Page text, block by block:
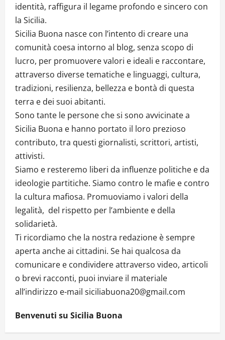
identità, raffigura il legame profondo e sincero con
la Sicilia.
Sicilia Buona nasce con l’intento di creare una
comunità coesa intorno al blog, senza scopo di
lucro, per promuovere valori e ideali e raccontare,
attraverso diverse tematiche e linguaggi, cultura,
tradizioni, resilienza, bellezza e bontà di questa
terra e dei suoi abitanti.
Sono tante le persone che si sono avvicinate a
Sicilia Buona e hanno portato il loro prezioso
contributo, tra questi giornalisti, scrittori, artisti,
attivisti.
Siamo e resteremo liberi da influenze politiche e da
ideologie partitiche. Siamo contro le mafie e contro
la cultura mafiosa. Promuoviamo i valori della
legalità, del rispetto per l’ambiente e della
solidarietà.
Ti ricordiamo che la nostra redazione è sempre
aperta anche ai cittadini. Se hai qualcosa da
comunicare e condividere attraverso video, articoli
o brevi racconti, puoi inviare il materiale
all’indirizzo e-mail siciliabuona20@gmail.com
Benvenuti su Sicilia Buona